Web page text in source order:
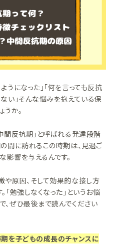
うになった」「何を言っても反抗
い」そんな悩みを抱えている保
か。
反抗期」と呼ばれる発達段階
間に訪れるこの時期は、見過ご
響を与えるんです。
や原因、そして効果的な接し方
「勉強しなくなった」というお悩
ぜひ最後まで読んでください
を子どもの成長のチャンスに